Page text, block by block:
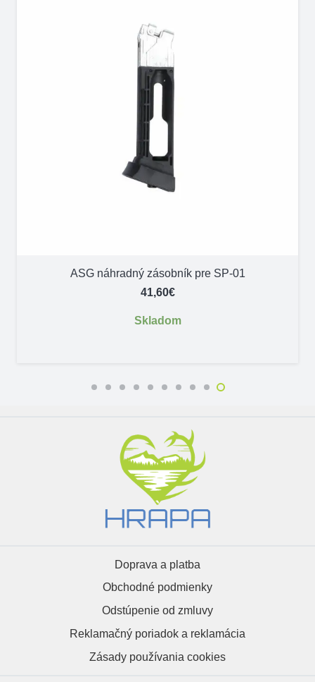
ASG náhradný zásobník pre SP-01
41,60€
Skladom
Doprava a platba
Obchodné podmienky
Odstúpenie od zmluvy
Reklamačný poriadok a reklamácia
Zásady používania cookies